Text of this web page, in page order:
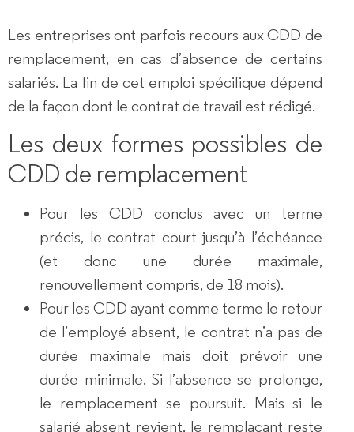
Les entreprises ont parfois recours auxCDD de
remplacement, en cas d’absence de certains
salariés. La fin de cet emploi spécifique dépend
de la façon dont le contrat de travail est rédigé.
Les deux formes possibles de
CDD de remplacement
Pour les CDD conclus avec un terme
précis, le contrat court jusqu’à l’échéance
(et donc une durée maximale,
renouvellement compris, de 18 mois).
Pour les CDD ayant comme terme le retour
de l’employé absent, le contrat n’a pas de
durée maximale mais doit prévoir une
durée minimale. Si l’absence se prolonge,
le remplacement se poursuit. Mais si le
salarié absent revient, le remplaçant reste